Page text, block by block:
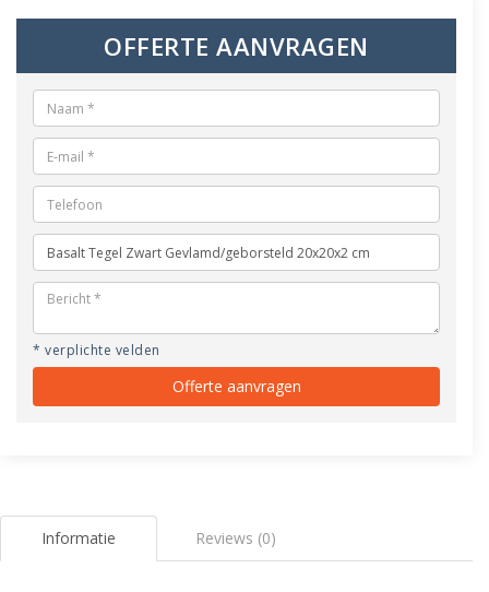
OFFERTE AANVRAGEN
* verplichte velden
Offerte aanvragen
Informatie Reviews (0)